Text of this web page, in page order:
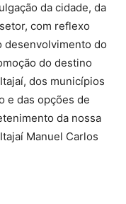
da cidade, da
com reflexo
desenvolvimento do
do destino
dos municípios
e das opções de
da nossa
Manuel Carlos